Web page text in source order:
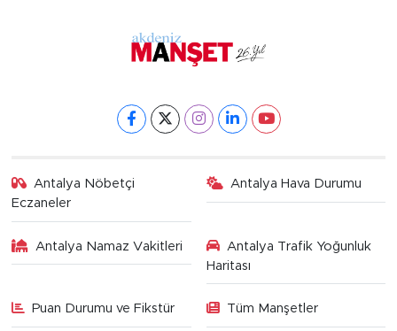
Antalya Nöbetçi
Eczaneler
Antalya Hava Durumu
Antalya Namaz Vakitleri
Antalya Trafik Yoğunluk
Haritası
Puan Durumu ve Fikstür Tüm Manşetler